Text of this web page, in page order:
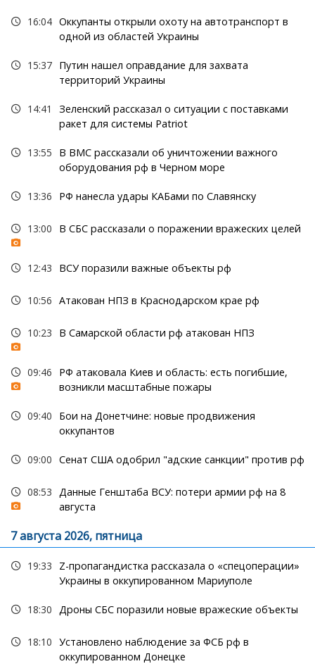
16:04 Оккупанты открыли охоту на автотранспорт в
одной из областей Украины
15:37 Путин нашел оправдание для захвата
территорий Украины
14:41
Зеленский рассказал о ситуации с поставками
ракет для системы Patriot
13:55
В ВМС рассказали об уничтожении важного
оборудования рф в Черном море
13:36 РФ нанесла удары КАБами по Славянску
13:00 В СБС рассказали о поражении вражеских целей
12:43 ВСУ поразили важные объекты рф
10:56 Атакован НПЗ в Краснодарском крае рф
10:23 В Самарской области рф атакован НПЗ
09:46
РФ атаковала Киев и область: есть погибшие,
возникли масштабные пожары
09:40
Бои на Донетчине: новые продвижения
оккупантов
09:00 Сенат США одобрил "адские санкции" против рф
08:53 Данные Генштаба ВСУ: потери армии рф на 8
августа
7 августа 2026, пятница
19:33
Z-пропагандистка рассказала о «спецоперации»
Украины в оккупированном Мариуполе
18:30 Дроны СБС поразили новые вражеские объекты
18:10 Установлено наблюдение за ФСБ рф в
оккупированном Донецке